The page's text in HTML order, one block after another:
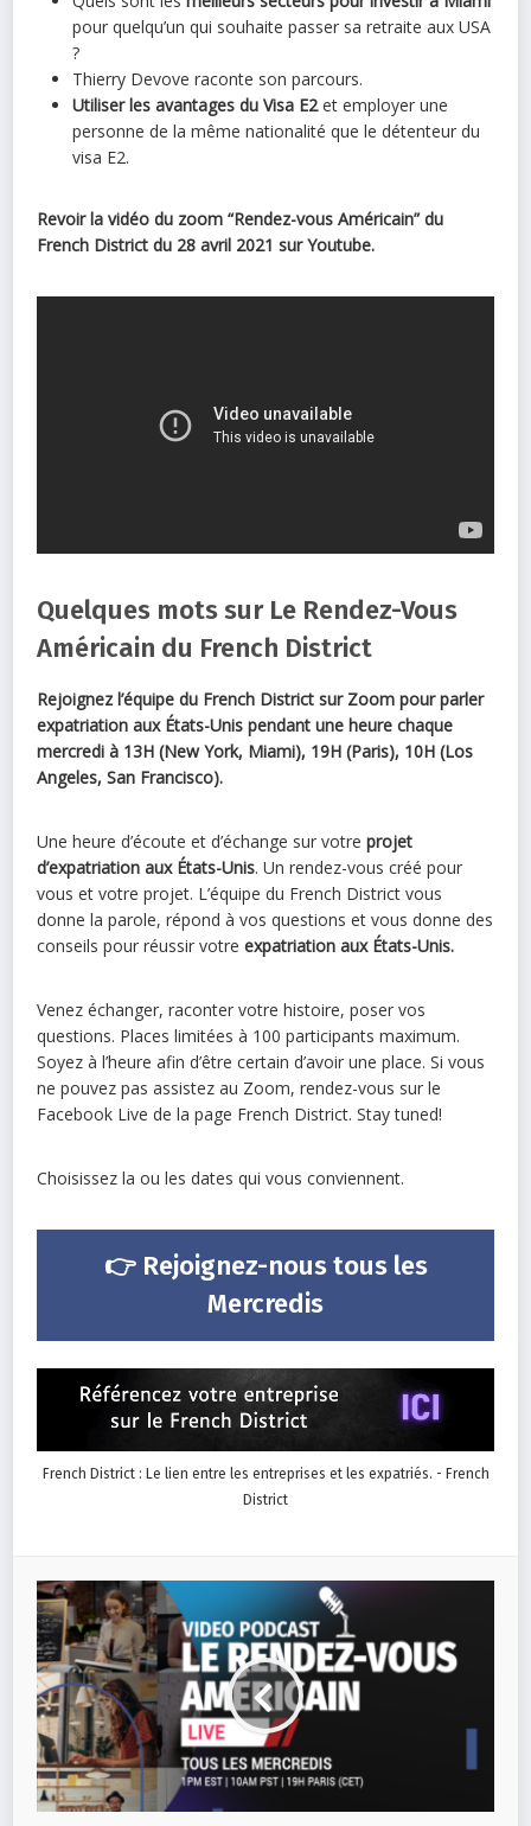
pour quelqu’un qui souhaite passer sa retraite aux USA
?
Thierry Devove raconte son parcours.
Utiliser les avantages du Visa E2et employer une
personne de la même nationalité que le détenteur du
visa E2.
Revoir la vidéo du zoom “Rendez-vous Américain” du
French District du 28 avril 2021 sur Youtube.
Quelques mots sur Le Rendez-Vous
Américain du French District
Rejoignez l’équipe du French District sur Zoom pour parler
expatriation aux États-Unis pendant une heure chaque
mercredi à 13H (New York, Miami), 19H (Paris), 10H (Los
Angeles, San Francisco).
Une heure d’écoute et d’échange sur votreprojet
d’expatriation aux États-Unis. Un rendez-vous créé pour
vous et votre projet. L’équipe du French District vous
donne la parole, répond à vos questions et vous donne des
conseils pour réussir votre expatriation aux États-Unis.
Venez échanger, raconter votre histoire, poser vos
questions. Places limitées à 100 participants maximum.
Soyez à l’heure afin d’être certain d’avoir une place. Si vous
ne pouvez pas assistez au Zoom, rendez-vous sur le
Facebook Live de la page French District. Stay tuned!
Choisissez la ou les dates qui vous conviennent.
👉 Rejoignez-nous tous les
Mercredis
French District : Le lien entre les entreprises et les expatriés. - French
District